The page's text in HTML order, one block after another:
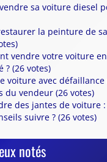
sa voiture diesel
la peinture de
vendre votre voiture
? (26 votes)
voiture avec
du vendeur (26 votes)
des jantes de voiture
suivre ? (26 votes)
notés